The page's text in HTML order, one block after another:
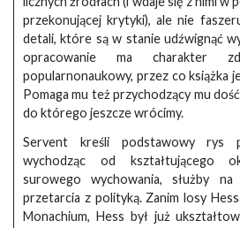
przekonującej krytyki), ale nie
detali, które są w stanie udźwignąć
opracowanie ma charakter
popularnonaukowy, przez co książka
Pomaga mu też przychodzący mu
do którego jeszcze wrócimy.
Servent kreśli podstawowy rys
wychodząc od kształtującego
surowego wychowania, służby
przetarcia z polityką. Zanim losy
Monachium, Hess był już